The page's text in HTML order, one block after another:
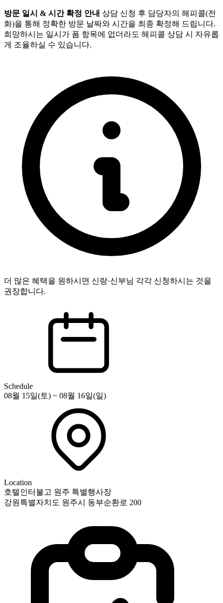
방문 일시 & 시간 확정 안내 상담 신청 후 담당자의 해피콜(전
화)을 통해 정확한 방문 날짜와 시간을 최종 확정해 드립니다.
희망하시는 일시가 폼 항목에 없더라도 해피콜 상담 시 자유롭
게 조율하실 수 있습니다.
더 많은 혜택을 원하시면 신랑·신부님 각각 신청하시는 것을
권장합니다.
Schedule
08월 15일(토) ~ 08월 16일(일)
Location
호텔인터불고 원주 특별행사장
강원특별자치도 원주시 동부순환로 200